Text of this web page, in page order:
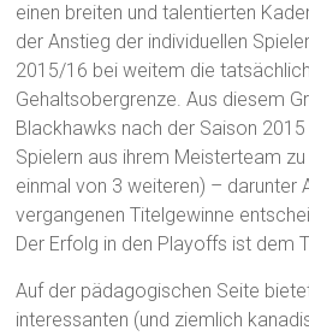
einen breiten und talentierten
der Anstieg der individuellen
2015/16 bei weitem die
Gehaltsobergrenze. Aus diesem
Blackhawks nach der Saison
Spielern aus ihrem Meisterteam
einmal von 3 weiteren) – darunter
vergangenen Titelgewinne
Der Erfolg in den Playoffs ist dem
Auf der pädagogischen Seite
interessanten (und ziemlich